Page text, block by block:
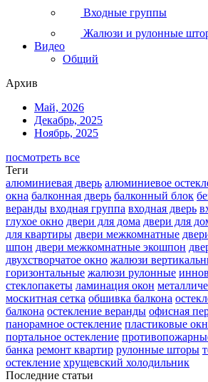
Входные группы
Жалюзи и рулонные
Видео
Общий
Архив
Май, 2026
Декабрь, 2025
Ноябрь, 2025
посмотреть все
Теги
алюминиевая дверь алюминиевое
окна балконная дверь балконный блок
веранды входная группа входная дверь
глухое окно двери для дома двери для
для квартиры двери межкомнатные
шпон двери межкомнатные экошпон
двухстворчатое окно жалюзи
горизонтальные жалюзи рулонные
стеклопакеты ламинация окон
москитная сетка обшивка балкона
балкона остекление веранды офисная
панорамное остекление пластиковые
портальное остекление
банка ремонт квартир рулонные шторы
остекление хрущевский холодильник
Последние статьи